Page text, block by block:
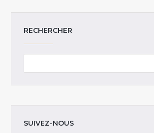
RECHERCHER
SUIVEZ-NOUS